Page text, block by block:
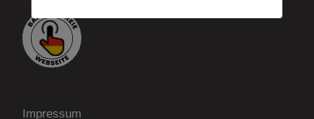
Impressum